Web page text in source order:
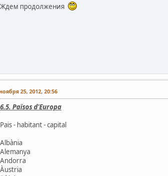
Ждем продолжения
25, 2012, 20:56
6.5. Països d'Europa
Pais - habitant - capital
Albània
Alemanya
Andorra
Àustria